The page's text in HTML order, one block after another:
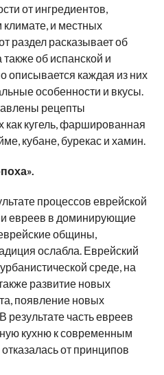
от ингредиентов,
и местных
раздел расказывает об
об испанской и
описывается каждая из них
особенности и вкусы.
рецепты
как кугель, фаршированная
кубане, бурекас и хамин.
».
процессов еврейской
евреев в доминирующие
общины,
ослабла. Еврейский
среде, на
развитие новых
появление новых
результате часть евреев
кухню к современным
от принципов